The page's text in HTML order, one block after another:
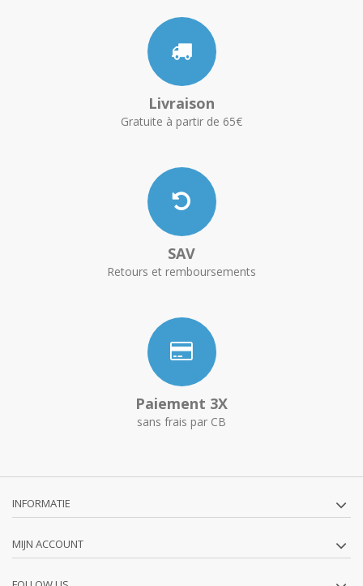
Livraison
Gratuite à partir de 65€
SAV
Retours et remboursements
Paiement 3X
sans frais par CB
INFORMATIE
MIJN ACCOUNT